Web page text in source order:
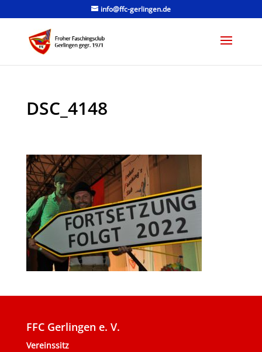
info@ffc-gerlingen.de
DSC_4148
FFC Gerlingen e. V.
Vereinssitz